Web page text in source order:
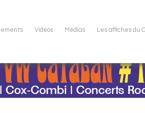
Vidéos Médias Les affiches du